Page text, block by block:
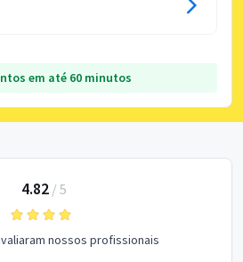
em até 60 minutos
4.82/ 5
nossos profissionais